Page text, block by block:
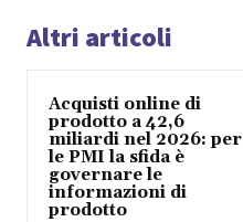
Altri articoli
Acquisti online di
prodotto a 42,6
miliardi nel 2026: per
le PMI la sfida è
governare le
informazioni di
prodotto